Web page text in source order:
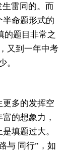
生雷同的。而
半命题形式的
的题目非常之
又到一年中考
。
更多的发挥空
的想象力，
填题过大。
与 同行”，如